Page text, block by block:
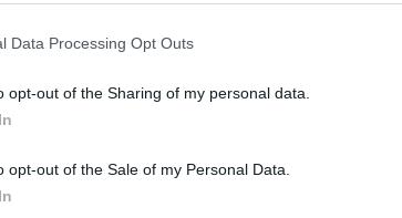
Data Processing Opt Outs
opt-out of the Sharing of my personal data.
opt-out of the Sale of my Personal Data.
per mettere a punto una serie di
Beppe Provenzano (responsabile
Braga, Piero De Luca, Stefano
avuto l’obiettivo di elaborare un
dei partecipanti,